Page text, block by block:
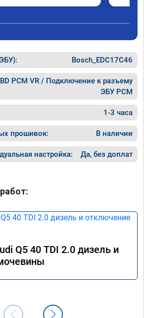
как грамотного
Bosch_EDC17C46
PCM VR / Подключение к разъему
ЭБУ PCM
1-3 часа
прошивок: В наличии
настройка: Да, без доплат
Q5 40 TDI 2.0 дизель и